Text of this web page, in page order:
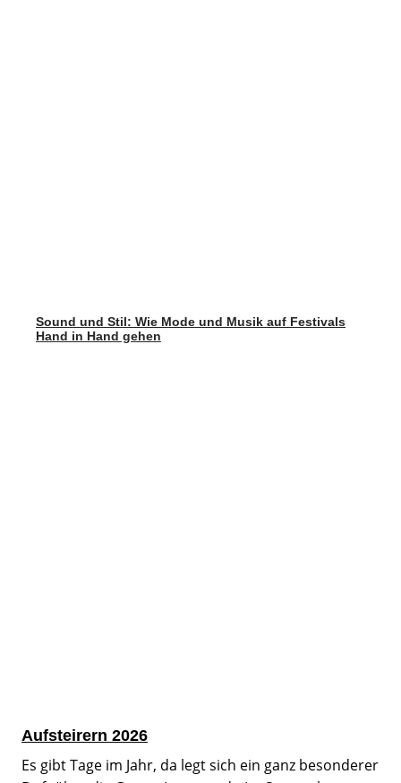
Sound und Stil: Wie Mode und Musik auf Festivals
Hand in Hand gehen
Aufsteirern 2026
Es gibt Tage im Jahr, da legt sich ein ganz besonderer